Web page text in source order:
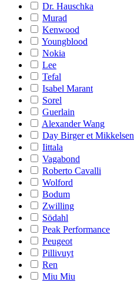
Dr. Hauschka
Murad
Kenwood
Youngblood
Nokia
Lee
Tefal
Isabel Marant
Sorel
Guerlain
Alexander Wang
Day Birger et Mikkelsen
Iittala
Vagabond
Roberto Cavalli
Wolford
Bodum
Zwilling
Södahl
Peak Performance
Peugeot
Pillivuyt
Ren
Miu Miu